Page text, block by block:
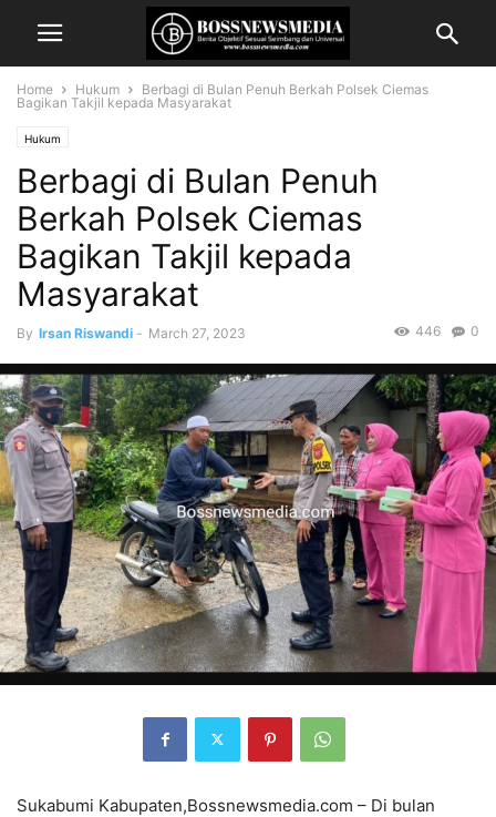
Home Hukum
Berbagi di Bulan Penuh Berkah Polsek Ciemas
Bagikan Takjil kepada Masyarakat
Hukum
Berbagi di Bulan Penuh
Berkah Polsek Ciemas
Bagikan Takjil kepada
Masyarakat
By Irsan Riswandi - March 27, 2023 0
446
Sukabumi Kabupaten,Bossnewsmedia.com – Di bulan